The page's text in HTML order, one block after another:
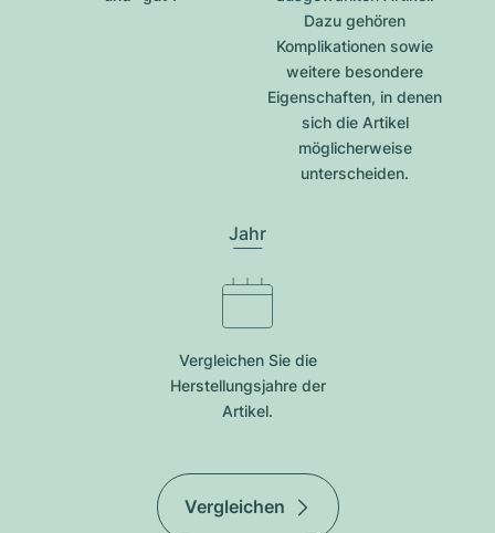
Dazu gehören
Komplikationen sowie
weitere besondere
Eigenschaften, in denen
sich die Artikel
möglicherweise
unterscheiden.
Jahr
Vergleichen Sie die
Herstellungsjahre der
Artikel.
Vergleichen